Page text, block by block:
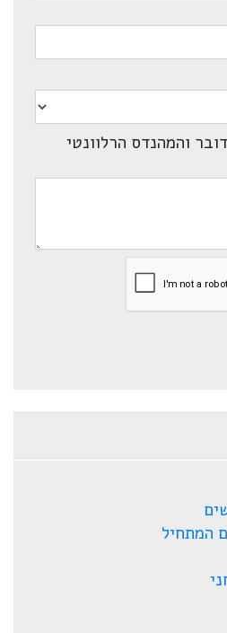
והמהנדס הרלוונטי
המתחיל